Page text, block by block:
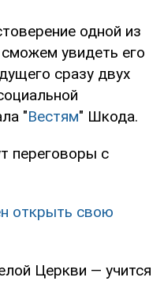
одной из
увидеть его
сразу двух
"Вестям" Шкода.
переговоры с
открыть свою
Церкви — учится